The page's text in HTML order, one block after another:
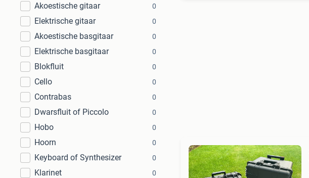
Akoestische gitaar 0
Elektrische gitaar 0
Akoestische basgitaar 0
Elektrische basgitaar 0
Blokfluit 0
Cello 0
Contrabas 0
Dwarsfluit of Piccolo 0
Hobo 0
Hoorn 0
Keyboard of Synthesizer 0
Klarinet 0